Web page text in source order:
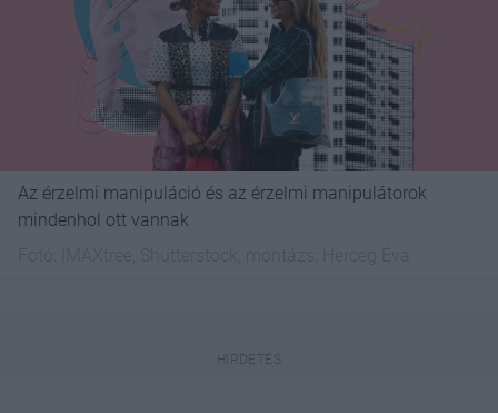
Az érzelmi manipuláció és az érzelmi manipulátorok
mindenhol ott vannak